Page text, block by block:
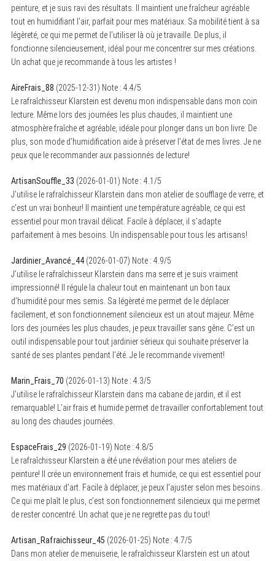
peinture, et je suis ravi des résultats. Il maintient une fraîcheur agréable
tout en humidifiant l’air, parfait pour mes matériaux. Sa mobilité tient à sa
légèreté, ce qui me permet de l’utiliser là où je travaille. De plus, il
fonctionne silencieusement, idéal pour me concentrer sur mes créations.
Un achat que je recommande à tous les artistes !
AireFrais_88 (2025-12-31) Note : 4.4/5
Le rafraîchisseur Klarstein est devenu mon indispensable dans mon coin
lecture. Même lors des journées les plus chaudes, il maintient une
atmosphère fraîche et agréable, idéale pour plonger dans un bon livre. De
plus, son mode d’humidification aide à préserver l’état de mes livres. Je ne
peux que le recommander aux passionnés de lecture!
ArtisanSouffle_33 (2026-01-01) Note : 4.1 /5
J’utilise le rafraîchisseur Klarstein dans mon atelier de soufflage de verre, et
c’est un vrai bonheur! Il maintient une température agréable, ce qui est
essentiel pour mon travail délicat. Facile à déplacer, il s’adapte
parfaitement à mes besoins. Un indispensable pour tous les artisans!
Jardinier_Avancé_44(2026-01-07) Note : 4.9/5
J’utilise le rafraîchisseur Klarstein dans ma serre et je suis vraiment
impressionné! Il régule la chaleur tout en maintenant un bon taux
d’humidité pour mes semis. Sa légèreté me permet de le déplacer
facilement, et son fonctionnement silencieux est un atout majeur. Même
lors des journées les plus chaudes, je peux travailler sans gêne. C’est un
outil indispensable pour tout jardinier sérieux qui souhaite préserver la
santé de ses plantes pendant l’été. Je le recommande vivement!
Marin_Frais_70 (2026-01-13) Note : 4.3/5
J’utilise le rafraîchisseur Klarstein dans ma cabane de jardin, et il est
remarquable! L’air frais et humide permet de travailler confortablement tout
au long des chaudes journées.
EspaceFrais_29 (2026-01-19) Note : 4.8/5
Le rafraîchisseur Klarstein a été une révélation pour mes ateliers de
peinture! Il crée un environnement frais et humide, ce qui est essentiel pour
mes matériaux d’art. Facile à déplacer, je peux l’ajuster selon mes besoins.
Ce qui me plaît le plus, c’est son fonctionnement silencieux qui me permet
de rester concentré. Un achat que je ne regrette pas du tout!
Artisan_Rafraichisseur_45 (2026-01-25) Note : 4.7/5
Dans mon atelier de menuiserie, le rafraîchisseur Klarstein est un atout